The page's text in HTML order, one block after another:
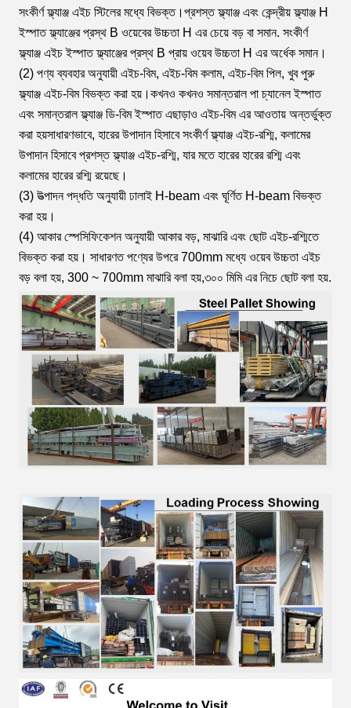
সংকীর্ণ ফ্ল্যাঞ্জ এইচ স্টিলের মধ্যে বিভক্ত।প্রশস্ত ফ্ল্যাঞ্জ এবং কেন্দ্রীয় ফ্ল্যাঞ্জ H
ইস্পাত ফ্ল্যাঞ্জের প্রস্থ B ওয়েবের উচ্চতা H এর চেয়ে বড় বা সমান. সংকীর্ণ
ফ্ল্যাঞ্জ এইচ ইস্পাত ফ্ল্যাঞ্জের প্রস্থ B প্রায় ওয়েব উচ্চতা H এর অর্ধেক সমান।
(2) পণ্য ব্যবহার অনুযায়ী এইচ-বিম, এইচ-বিম কলাম, এইচ-বিম পিল, খুব পুরু
ফ্ল্যাঞ্জ এইচ-বিম বিভক্ত করা হয়।কখনও কখনও সমান্তরাল পা চ্যানেল ইস্পাত
এবং সমান্তরাল ফ্ল্যাঞ্জ ডি-বিম ইস্পাত এছাড়াও এইচ-বিম এর আওতায় অন্তর্ভুক্ত
করা হয়সাধারণভাবে, হারের উপাদান হিসাবে সংকীর্ণ ফ্ল্যাঞ্জ এইচ-রশ্মি, কলামের
উপাদান হিসাবে প্রশস্ত ফ্ল্যাঞ্জ এইচ-রশ্মি, যার মতে হারের হারের রশ্মি এবং
কলামের হারের রশ্মি রয়েছে।
(3) উত্পাদন পদ্ধতি অনুযায়ী ঢালাই H-beam এবং ঘূর্ণিত H-beam বিভক্ত
করা হয়।
(4) আকার স্পেসিফিকেশন অনুযায়ী আকার বড়, মাঝারি এবং ছোট এইচ-রশ্মিতে
বিভক্ত করা হয়। সাধারণত পণ্যের উপরে 700mm মধ্যে ওয়েব উচ্চতা এইচ
বড় বলা হয়, 300 ~ 700mm মাঝারি বলা হয়,৩০০ মিমি এর নিচে ছোট বলা হয়.